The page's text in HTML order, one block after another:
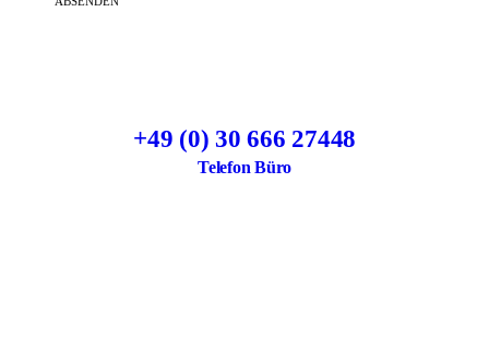
+49 (0) 30 666 27448
Telefon Büro